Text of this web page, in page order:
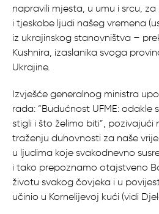
napravili mjesta, u umu i srcu,
i tjeskobe ljudi našeg vremena
iz ukrajinskog stanovništva –
Kushnira, izaslanika svoga
Ukrajine.
Izvješće generalnog ministra
rada: “Budućnost UFME: odakle
stigli i što želimo biti”, pozivajući
traženju duhovnosti za naše
u ljudima koje svakodnevno
i tako prepoznamo otajstveno
životu svakog čovjeka i u
učinio u Kornelijevoj kući (vidi